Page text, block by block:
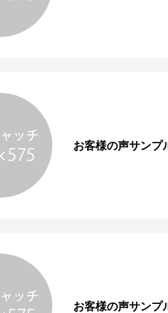
お客様の声サンプ
お客様の声サンプ